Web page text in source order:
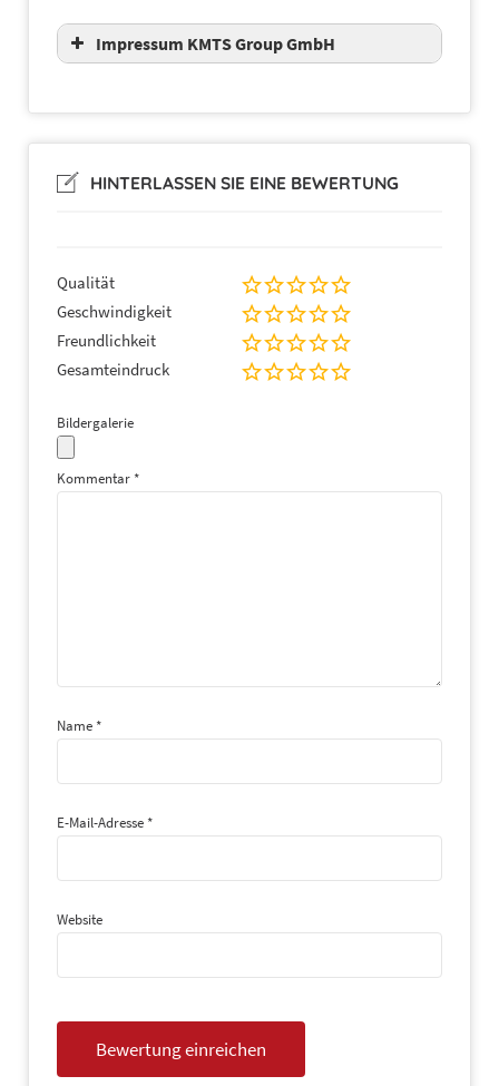
Impressum KMTS Group GmbH
HINTERLASSEN SIE EINE BEWERTUNG
Qualität
Geschwindigkeit
Freundlichkeit
Gesamteindruck
Bildergalerie
Kommentar *
Name *
E-Mail-Adresse *
Website